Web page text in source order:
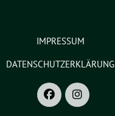
IMPRESSUM
DATENSCHUTZERKLÄRUNG